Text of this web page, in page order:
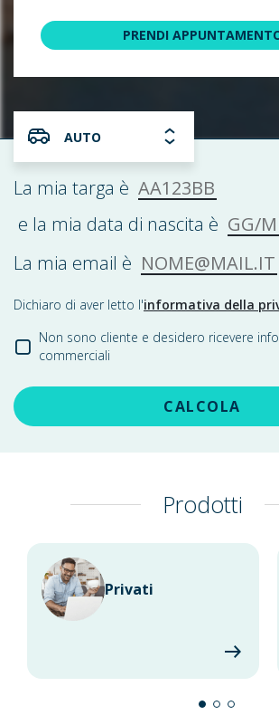
PRENDI
AUTO
La mia targa è AA123BB
e la mia data di nascita è GG/
La mia email è NOME@MAIL.IT
Dichiaro di aver letto l'informativa della
Non sono cliente e desidero ricevere
commerciali
CALCOLA
Prodotti
Privati